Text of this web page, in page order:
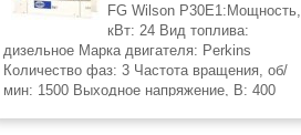
FG Wilson P30Е1:Мощность,
кВт: 24 Вид топлива:
дизельное Марка двигателя: Perkins
Количество фаз: 3 Частота вращения, об/
мин: 1500 Выходное напряжение, В: 400